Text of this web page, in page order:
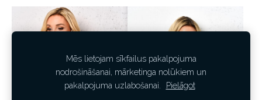
Mēs lietojam sīkfailus pakalpojuma
nodrošināšanai, mārketinga nolūkiem un
pakalpojuma uzlabošanai.
Pielāgot